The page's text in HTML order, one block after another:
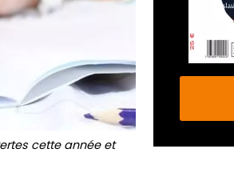
cette année et